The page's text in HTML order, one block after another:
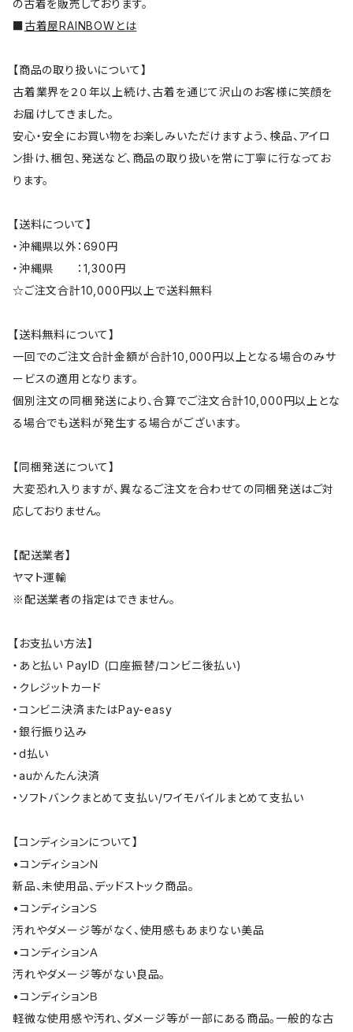
の古着を販売しております。
■古着屋RAINBOWとは
【商品の取り扱いについて】
古着業界を２０年以上続け、古着を通じて沢山のお客様に笑顔を
お届けしてきました。
安心・安全にお買い物をお楽しみいただけますよう、検品、アイロ
ン掛け、梱包、発送など、商品の取り扱いを常に丁寧に行なってお
ります。
【送料について】
・沖縄県以外：690円
・沖縄県 ：1,300円
☆ご注文合計10,000円以上で送料無料
【送料無料について】
一回でのご注文合計金額が合計10,000円以上となる場合のみサ
ービスの適用となります。
個別注文の同梱発送により、合算でご注文合計10,000円以上とな
る場合でも送料が発生する場合がございます。
【同梱発送について】
大変恐れ入りますが、異なるご注文を合わせての同梱発送はご対
応しておりません。
【配送業者】
ヤマト運輸
※配送業者の指定はできません。
【お支払い方法】
・あと払い PayID (口座振替/コンビニ後払い)
・クレジットカード
・コンビニ決済またはPay-easy
・銀行振り込み
・d払い
・auかんたん決済
・ソフトバンクまとめて支払い/ワイモバイルまとめて支払い
【コンディションについて】
•コンディションＮ
新品、未使用品、デッドストック商品。
•コンディションＳ
汚れやダメージ等がなく、使用感もあまりない美品
•コンディションＡ
汚れやダメージ等がない良品。
•コンディションＢ
軽微な使用感や汚れ、ダメージ等が一部にある商品。一般的な古